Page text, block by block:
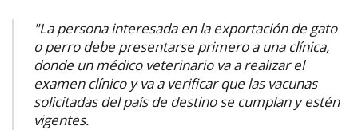
"La persona interesada en la exportación de gato
o perro debe presentarse primero a una clínica,
donde un médico veterinario va a realizar el
examen clínico y va a verificar que las vacunas
solicitadas del país de destino se cumplan y estén
vigentes.